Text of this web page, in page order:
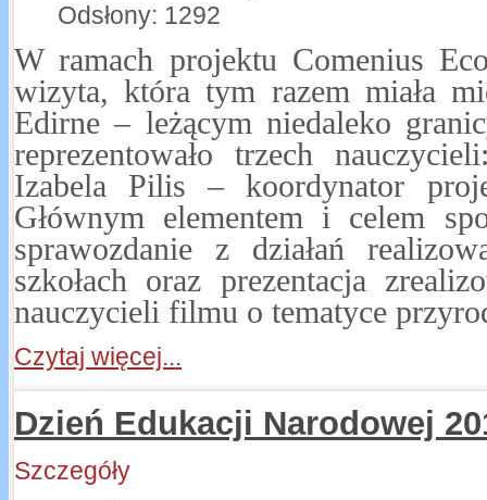
Odsłony: 1292
W ramach projektu Comenius
wizyta, która tym razem miała
Edirne – leżącym niedaleko
reprezentowało trzech
Izabela Pilis – koordynator
Głównym elementem i celem
sprawozdanie z działań
szkołach oraz prezentacja
nauczycieli filmu o tematyce
Czytaj więcej...
Dzień Edukacji Narodowej
Szczegóły